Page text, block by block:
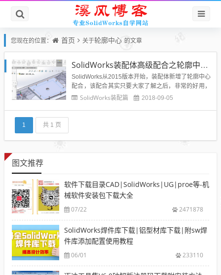
您现在的位置： 首页 关于轮廓中心 的文章
SolidWorks装配体高级配合之轮廓中心配合的妙用
SolidWorks从2015版本开始，装配体新增了轮廓中心
配合，该配合其实只要大家了解之后，非常的好用，
下面就来介绍一下这个SolidWorks高级配合-{轮廓中
SolidWorks装配篇 2018-09-05
1 共 1 页
图文推荐
软件下载目录CAD|SolidWorks|UG|proe等-机
械软件安装包下载大全
07/22 2471878
SolidWorks焊件库下载|铝型材库下载|附sw焊
件库添加配置使用教程
06/01 233110